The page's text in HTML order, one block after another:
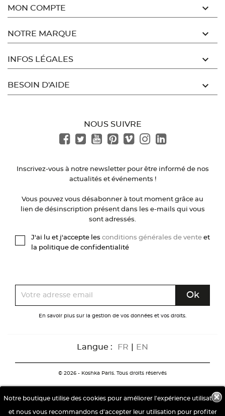
Notre boutique utilise des cookies pour améliorer l'expérience utilisateur
et nous vous recommandons d'accepter leur utilisation pour profiter
MON COMPTE 
NOTRE MARQUE 
INFOS LÉGALES 
BESOIN D'AIDE 
NOUS SUIVRE
Inscrivez-vous à notre newsletter pour être informé de nos
actualités et événements !
Vous pouvez vous désabonner à tout moment grâce au
lien de désinscription présent dans les e-mails qui vous
sont adressés.
J'ai lu et j'accepte les conditions générales de vente et
la politique de confidentialité
En savoir plus sur la gestion de vos données et vos droits.
Langue : FR EN
© 2026 - Koshka Paris. Tous droits réservés